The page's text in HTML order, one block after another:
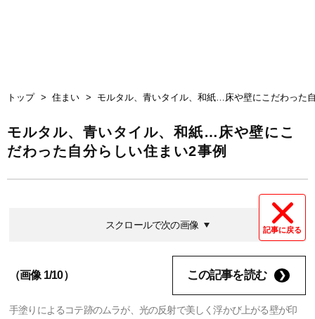
トップ 住まい モルタル、青いタイル、和紙…床や壁にこだわった
モルタル、青いタイル、和紙…床や壁にこ
だわった自分らしい住まい2事例
記事に戻る
スクロールで次の画像
（画像 1/10） この記事を読む
手塗りによるコテ跡のムラが、光の反射で美しく浮かび上がる壁が印